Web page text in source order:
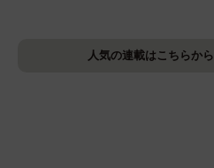
人気の連載はこちらから